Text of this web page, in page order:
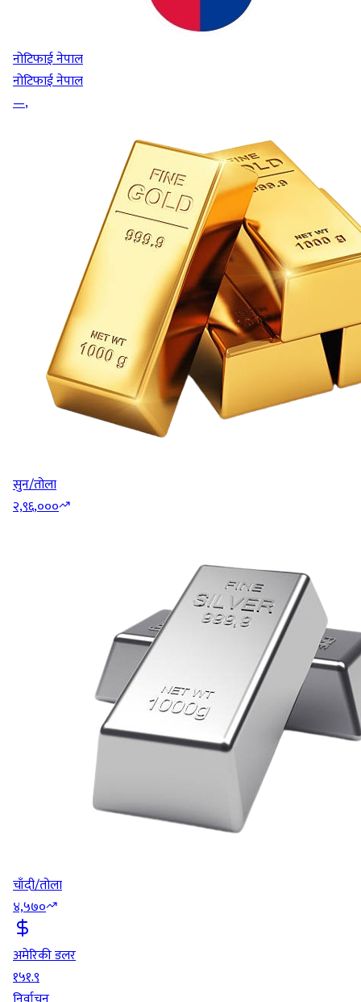
नोटिफाई नेपाल
नोटिफाई नेपाल
—,
सुन/तोला
२,९६,०००
चाँदी/तोला
४,५७०
अमेरिकी डलर
१५१.९